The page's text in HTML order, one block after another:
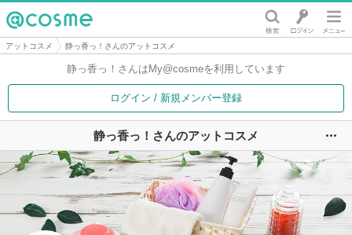
@cosme
アットコスメ 静っ香っ！さんのアットコスメ
静っ香っ！さんは My@cosmeを利用しています
ログイン / 新規メンバー登録
静っ香っ！さんのアットコスメ